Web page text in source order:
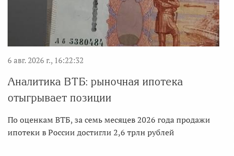
6 авг. 2026 г., 16:22:32
Аналитика ВТБ: рыночная ипотека
отыгрывает позиции
По оценкам ВТБ, за семь месяцев 2026 года продажи
ипотеки в России достигли 2,6 трлн рублей